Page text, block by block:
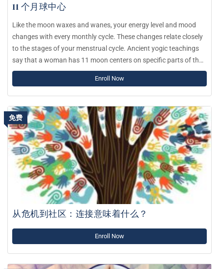
11 个月球中心
Like the moon waxes and wanes, your energy level and mood
changes with every monthly cycle. These changes relate closely
to the stages of your menstrual cycle. Ancient yogic teachings
say that a woman has 11 moon centers on specific parts of the
body. As you move through the month, energy concentrates in
one moon center and shifts after 2.5 days. Similarly to the
chakras, every moon center influences your mood, decisions,
feelings, values and how you process the world.
Enroll Now
免费
从危机到社区：连接意味着什么？
Enroll Now